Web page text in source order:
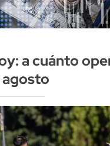
a cuánto
agosto